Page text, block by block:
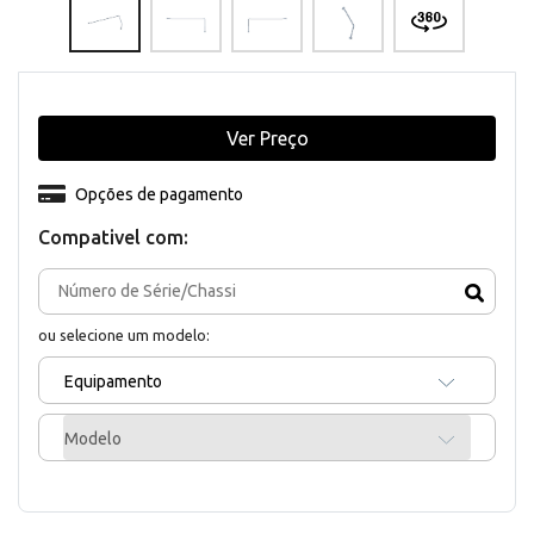
Compativel com:
ou selecione um modelo:
Equipamento
Modelo
Opções de pagamento
Ver Preço